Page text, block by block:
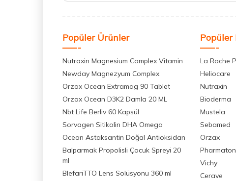
Popüler Ürünler
Nutraxin Magnesium Complex Vitamin
Newday Magnezyum Complex
Orzax Ocean Extramag 90 Tablet
Orzax Ocean D3K2 Damla 20 ML
Nbt Life Berliv 60 Kapsül
Sorvagen Sitikolin DHA Omega
Ocean Astaksantin Doğal Antioksidan
Balparmak Propolisli Çocuk Spreyi 20
ml
BlefariTTO Lens Solüsyonu 360 ml
La Roche
Heliocare
Nutraxin
Bioderma
Mustela
Sebamed
Orzax
Pharmaton
Vichy
Cerave